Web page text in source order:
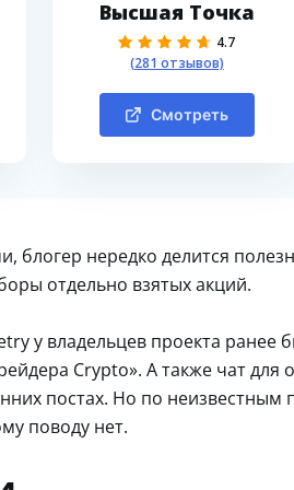
Высшая Точка
4.7
(281 отзывов)
Смотреть
блогер нередко делится
отдельно взятых акций.
у владельцев проекта
Crypto». А также чат для
постах. Но по
поводу нет.